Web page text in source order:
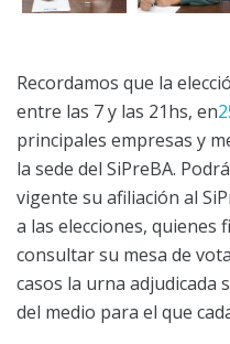
Recordamos que la
entre las 7 y las 21hs, en
principales empresas y
la sede del SiPreBA.
vigente su afiliación al
a las elecciones,
consultar su mesa de
casos la urna adjudicada
del medio para el que